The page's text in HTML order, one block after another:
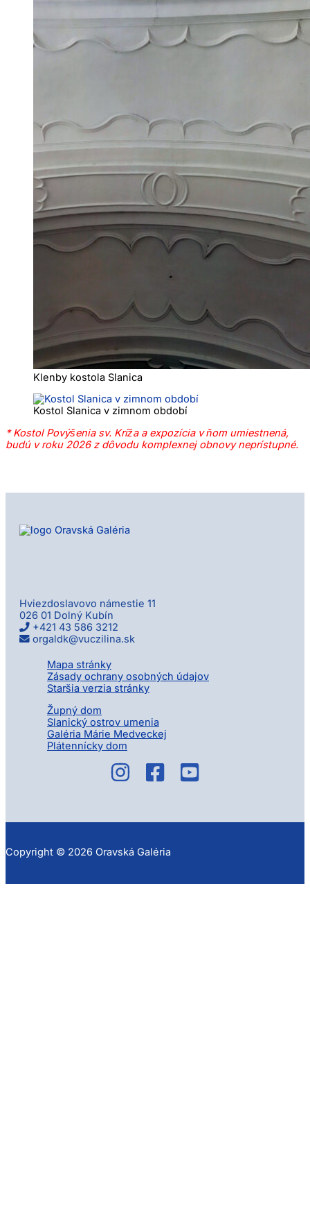
Klenby kostola Slanica
Kostol Slanica v zimnom období
* Kostol Povýšenia sv. Kríža a expozícia v ňom umiestnená,
budú v roku 2026 z dôvodu komplexnej obnovy neprístupné.
Hviezdoslavovo námestie 11
026 01 Dolný Kubín
+421 43 586 3212
orgaldk@vuczilina.sk
Mapa stránky
Zásady ochrany osobných údajov
Staršia verzia stránky
Župný dom
Slanický ostrov umenia
Galéria Márie Medveckej
Plátennícky dom
Copyright © 2026 Oravská Galéria